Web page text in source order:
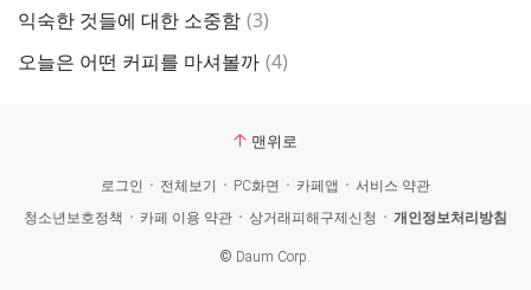
익숙한 것들에 대한 소중함 댓
(3)
오늘은 어떤 커피를 마셔볼까 댓
(4)
맨위로
로그인 전체보기 PC화면 카페앱
서비스 약관
청소년보호정책
카페 이용 약관 상거래피해구제신청 개인정보처리방침
© Daum Corp.